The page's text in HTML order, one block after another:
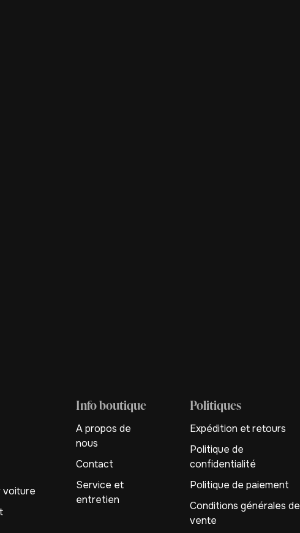
voiture
Info boutique
A propos de
nous
Contact
Service et
entretien
Politiques
Expédition et retours
Politique de
confidentialité
Politique de paiement
Conditions générales de
vente